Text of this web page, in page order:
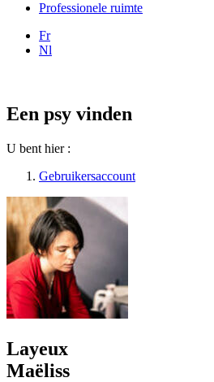
Professionele ruimte
Fr
Nl
Een psy vinden
U bent hier :
Gebruikersaccount
Layeux
Maëliss